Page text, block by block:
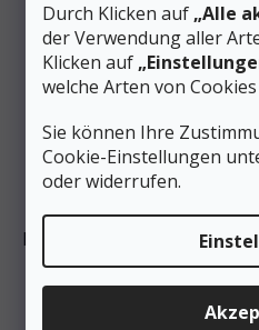
Durch Klicken auf „Alle
der Verwendung aller
Klicken auf
welche Arten von
Sie können Ihre
Cookie-Einstellungen
oder widerrufen.
LA SPORTIVA
LIGHTWEIGHT